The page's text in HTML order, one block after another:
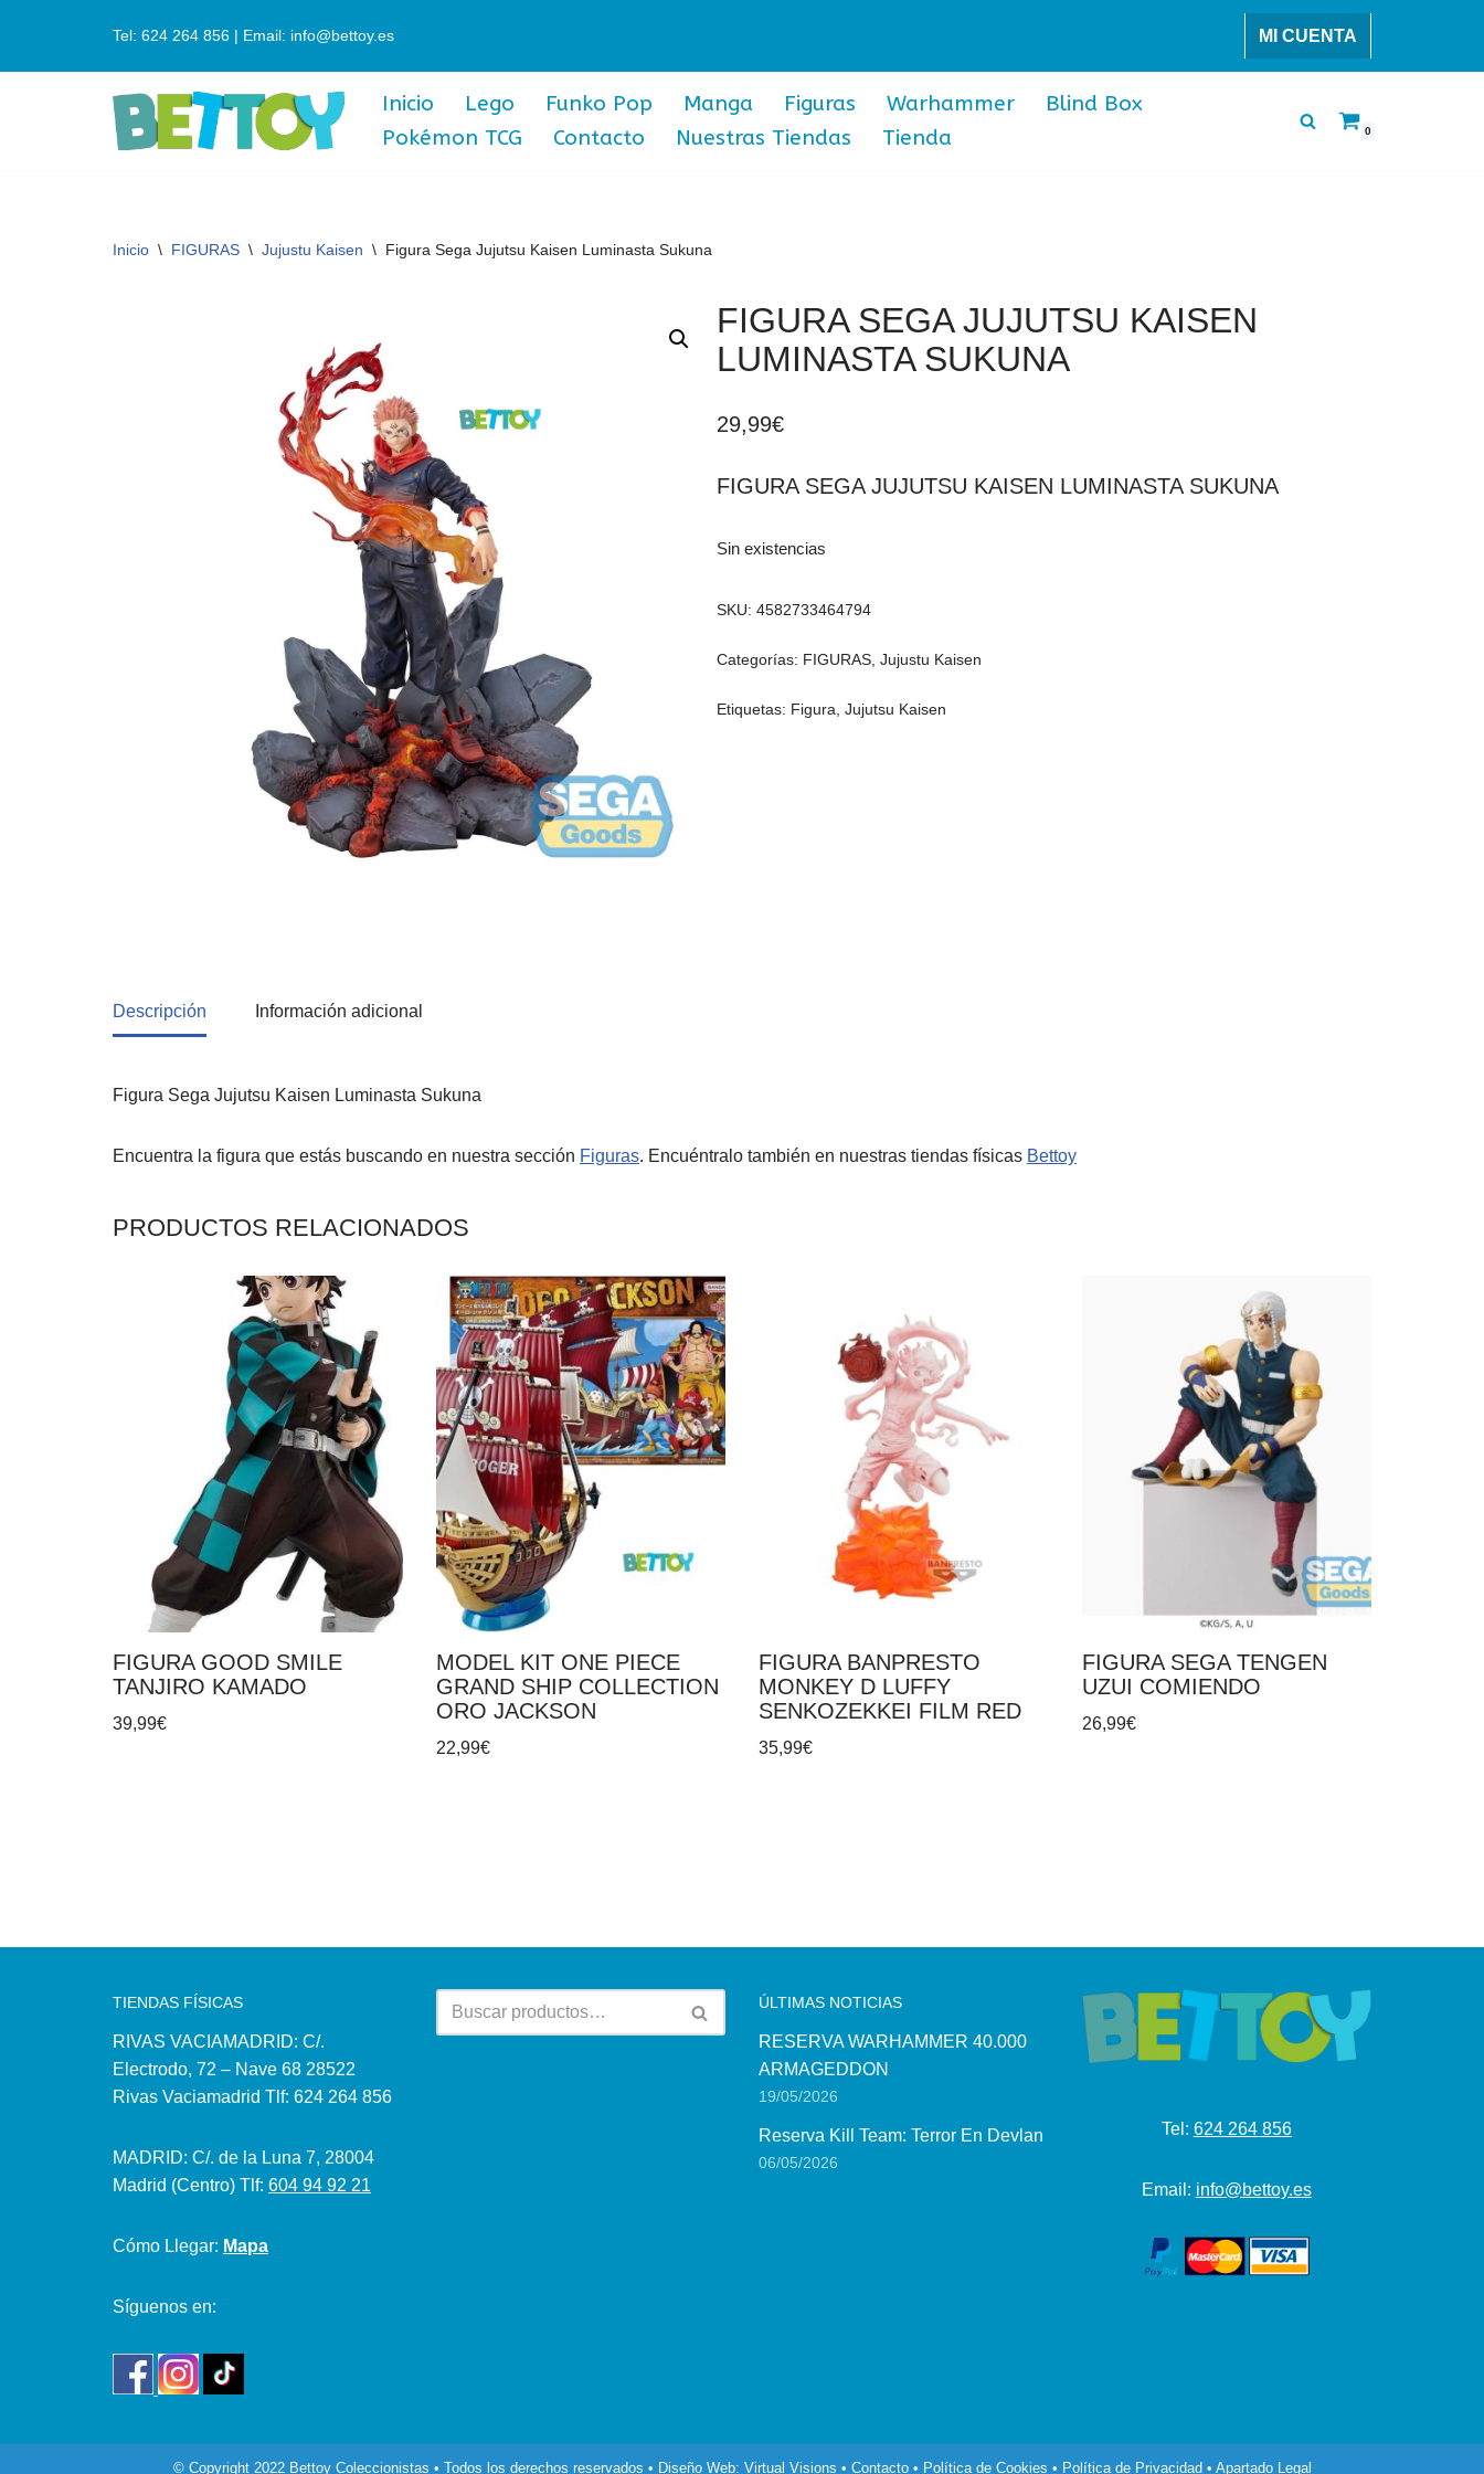
Tel: 624 264 856 | Email: info@bettoy.es MI CUENTA
Inicio Lego Funko Pop Manga Figuras Warhammer
Blind Box
Pokémon TCG
Contacto Nuestras Tiendas Tienda 0
Inicio \ FIGURAS \ Jujustu Kaisen \ Figura Sega Jujutsu Kaisen Luminasta Sukuna
FIGURA SEGA JUJUTSU KAISEN
LUMINASTA SUKUNA
29,99€
FIGURA SEGA JUJUTSU KAISEN LUMINASTA SUKUNA
Sin existencias
SKU:4582733464794
Categorías: FIGURAS ,Jujustu Kaisen
Etiquetas: Figura ,Jujutsu Kaisen
Descripción Información adicional
Figura Sega Jujutsu Kaisen Luminasta Sukuna
Encuentra la figura que estás buscando en nuestra sección Figuras. Encuéntralo también en nuestras tiendas físicas Bettoy
PRODUCTOS RELACIONADOS
FIGURA GOOD SMILE
TANJIRO KAMADO
39,99€
MODEL KIT ONE PIECE
GRAND SHIP COLLECTION
ORO JACKSON
22,99€
FIGURA BANPRESTO
MONKEY D LUFFY
SENKOZEKKEI FILM RED
35,99€
FIGURA SEGA TENGEN
UZUI COMIENDO
26,99€
TIENDAS FÍSICAS
RIVAS VACIAMADRID: C/.
Electrodo, 72 – Nave 68 28522
Rivas Vaciamadrid Tlf: 624 264 856
MADRID: C/. de la Luna 7, 28004
Madrid (Centro) Tlf: 604 94 92 21
Cómo Llegar: Mapa
Síguenos en:
ÚLTIMAS NOTICIAS
RESERVA WARHAMMER 40.000
ARMAGEDDON
19/05/2026
Reserva Kill Team: Terror En Devlan
06/05/2026
Tel: 624 264 856
Email: info@bettoy.es
© Copyright 2022 Bettoy Coleccionistas • Todos los derechos reservados • Diseño Web: Virtual Visions • Contacto• Política de Cookies • Política de Privacidad • Apartado Legal